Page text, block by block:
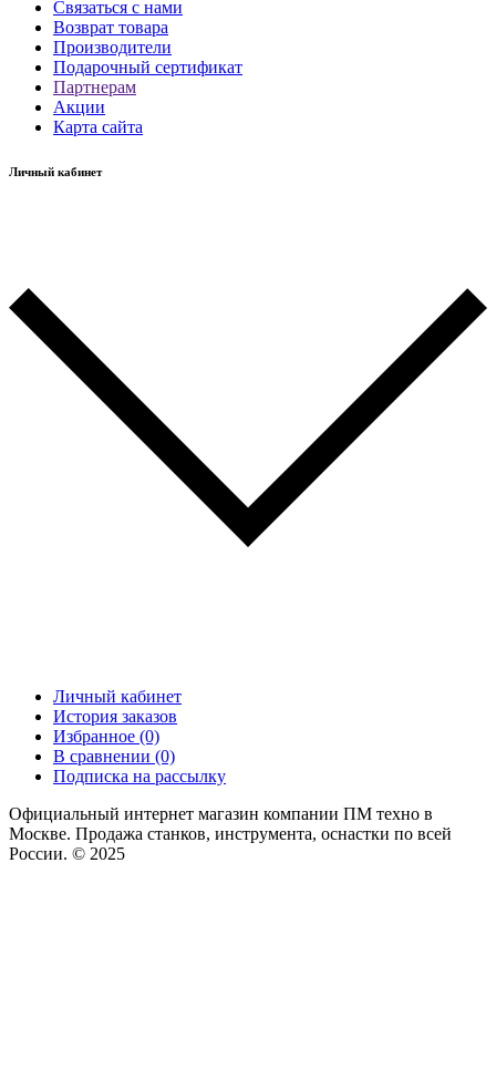
Связаться с нами
Возврат товара
Производители
Подарочный сертификат
Партнерам
Акции
Карта сайта
Личный кабинет
Личный кабинет
История заказов
Избранное (0)
В сравнении (0)
Подписка на рассылку
Официальный интернет магазин компании ПМ техно в
Москве. Продажа станков, инструмента, оснастки по всей
России. © 2025